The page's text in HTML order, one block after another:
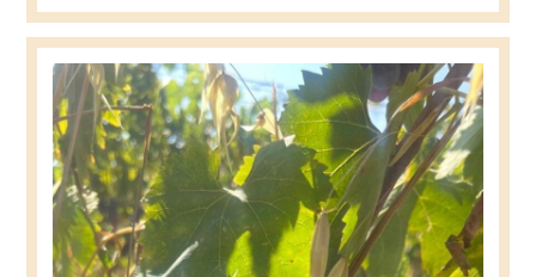
des
vins
:
ce
qui
d’un
un